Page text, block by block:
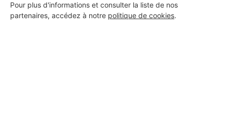
Pour plus d'informations et consulter la liste de nos
partenaires, accédez à notre politique de cookies.